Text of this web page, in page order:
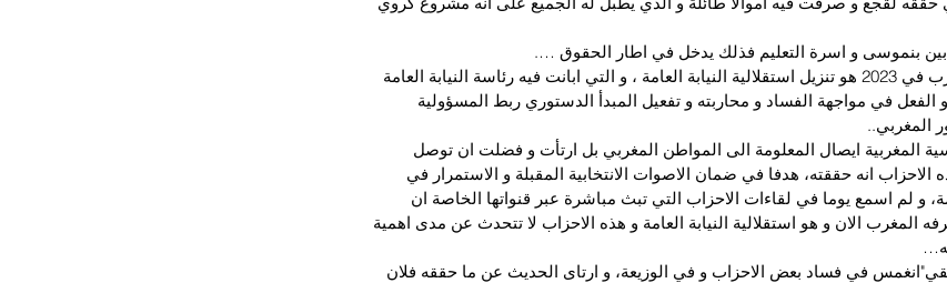
بنموسى و اسرة التعليم فذلك يدخل في اطار الحقوق ….
ان اهم مشروع عرفه المغرب في 2023 هو تنزيل استقلالية النيابة العامة ، و التي ابانت فيه رئاسة النيابة العامة
و الفعل في مواجهة الفساد و محاربته و تفعيل المبدأ الدستوري ربط المسؤولية
المغربي..
المغربية ايصال المعلومة الى المواطن المغربي بل ارتأت و فضلت ان توصل
انه حققته، هدفا في ضمان الاصوات الانتخابية المقبلة و الاستمرار في
و لم اسمع يوما في لقاءات الاحزاب التي تبث مباشرة عبر قنواتها الخاصة ان
المغرب الان و هو استقلالية النيابة العامة و هذه الاحزاب لا تتحدث عن مدى اهمية
في فساد بعض الاحزاب و في الوزيعة، و ارتاى الحديث عن ما حققه فلان